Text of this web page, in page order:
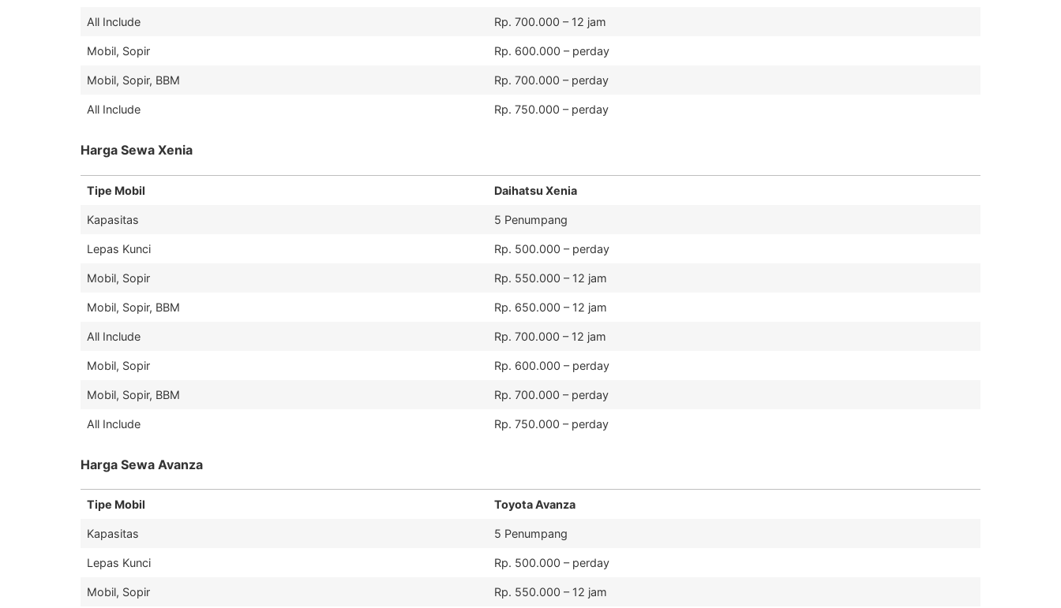
All Include Rp. 700.000 – 12 jam
Mobil, Sopir Rp. 600.000 – perday
Mobil, Sopir, BBM Rp. 700.000 – perday
All Include Rp. 750.000 – perday
Harga Sewa Xenia
Tipe Mobil Daihatsu Xenia
Kapasitas 5 Penumpang
Lepas Kunci Rp. 500.000 – perday
Mobil, Sopir Rp. 550.000 – 12 jam
Mobil, Sopir, BBM Rp. 650.000 – 12 jam
All Include Rp. 700.000 – 12 jam
Mobil, Sopir Rp. 600.000 – perday
Mobil, Sopir, BBM Rp. 700.000 – perday
All Include Rp. 750.000 – perday
Harga Sewa Avanza
Tipe Mobil Toyota Avanza
Kapasitas 5 Penumpang
Lepas Kunci Rp. 500.000 – perday
Mobil, Sopir Rp. 550.000 – 12 jam